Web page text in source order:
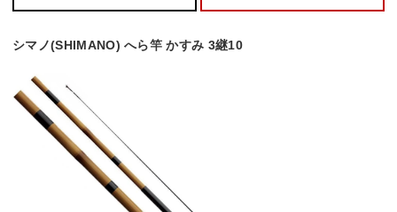
シマノ(SHIMANO) へら竿 かすみ 3継10